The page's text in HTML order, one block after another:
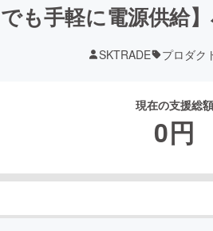
も手軽に電源供給
SKTRADE プロダク
現在の支援総額
0円